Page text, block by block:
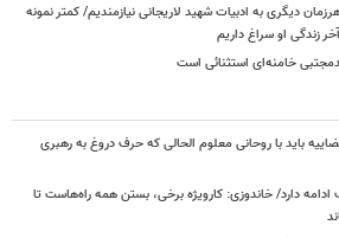
دیگری به ادبیات شهید لاریجانی نیازمندیم/ کمتر نمونه
زندگی او سراغ داریم
خامنه‌ای استثنائی است
باید با روحانی معلوم الحالی که حرف دروغ به رهبری
دارد/ خاندوزی: کارویژه برخی، بستن همه راه‌هاست تا